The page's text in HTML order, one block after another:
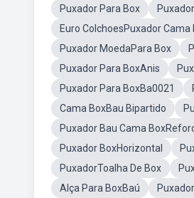
Puxador Para Box
Euro ColchoesPuxador Cama
Puxador MoedaPara Box
Puxador Para BoxAnis
Puxador Para BoxBa0021
Cama BoxBau Bipartido
Puxador Bau Cama
Puxador BoxHorizontal
PuxadorToalha De Box
Alça Para BoxBaú